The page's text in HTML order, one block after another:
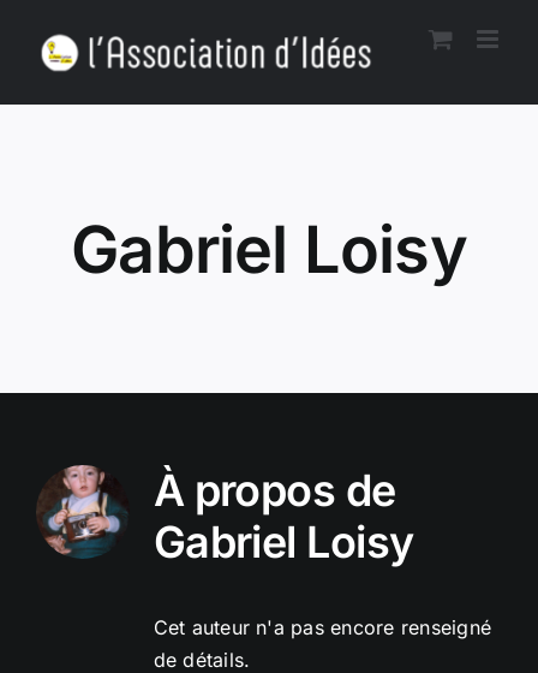
contenu
Gabriel Loisy
À propos de
Gabriel Loisy
Cet auteur n'a pas encore renseigné
de détails.